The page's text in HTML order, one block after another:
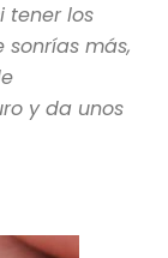
tener los
más,
y da unos